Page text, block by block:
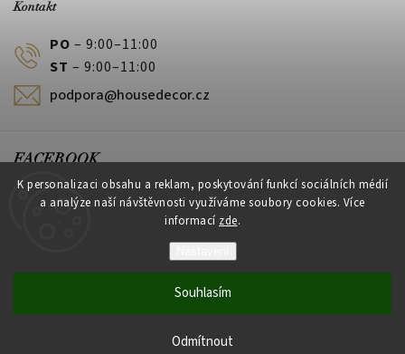
K personalizaci obsahu a reklam, poskytování funkcí sociálních médií
a analýze naší návštěvnosti využíváme soubory cookies. Více
informací zde.
Odmítnout
Souhlasím
Kontakt
PO – 9:00–11:00
ST – 9:00–11:00
podpora@housedecor.cz
FACEBOOK
Vytvořil Shoptet